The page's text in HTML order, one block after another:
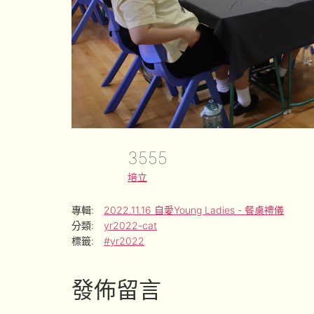
3555
培立
專輯:
2022.11.16 自愛Young Ladies - 餐桌禮儀
分類:
yr2022-cat
標籤:
#yr2022
發佈留言